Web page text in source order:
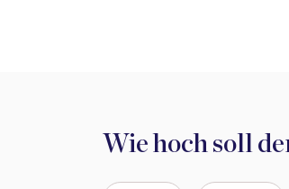
Wie hoch soll